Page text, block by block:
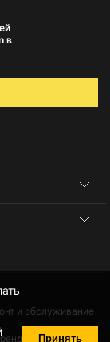
Принять
в
и обслуживание
происходит